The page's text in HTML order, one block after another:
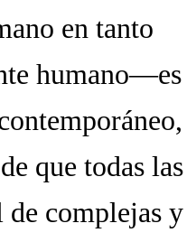
en tanto
humano—es
que todas las
de complejas y